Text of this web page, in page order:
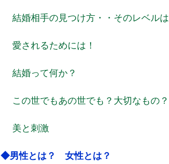
結婚相手の見つけ方・・そのレベルは
愛されるためには！
結婚って何か？
この世でもあの世でも？大切なもの？
美と刺激
◆男性とは？ 女性とは？